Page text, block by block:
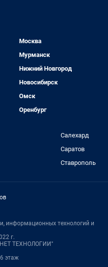
Москва
Мурманск
Нижний Новгород
Новосибирск
Омск
Оренбург
Салехард
Саратов
Ставрополь
информационных технологий и
г.
ТЕХНОЛОГИИ"
этаж